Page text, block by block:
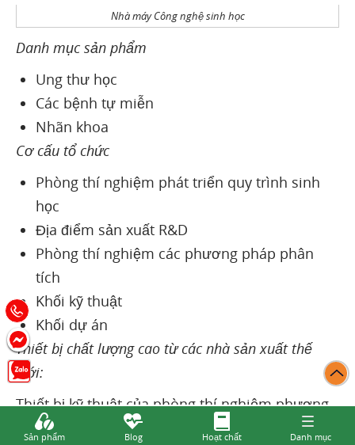
Nhà máy Công nghệ sinh học
Danh mục sản phẩm
Ung thư học
Các bệnh tự miễn
Nhãn khoa
Cơ cấu tổ chức
Phòng thí nghiệm phát triển quy trình sinh
học
Địa điểm sản xuất R&D
Phòng thí nghiệm các phương pháp phân
tích
Khối kỹ thuật
Khối dự án
Thiết bị chất lượng cao từ các nhà sản xuất thế
giới:
Thiết bị kỹ thuật của phòng thí nghiệm phương
pháp phân tích R&D
Sản phẩm Blog Hoạt chất Danh mục